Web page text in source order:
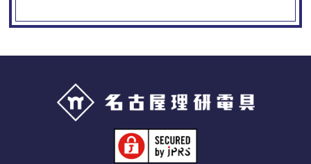
Googleアナリティクスの使用につい
当サイトでは、より良いサービスの提供、またユーザビリ
ティの向上のため、Googleアナリティクスを使用し、当サ
イトの利用状況などのデータ収集及び解析を行っておりま
す。その際、「Cookie」を通じて、Googleがお客様のIPア
ドレスなどの情報を収集する場合がありますが、
「Cookie」で収集される情報は個人を特定できるものでは